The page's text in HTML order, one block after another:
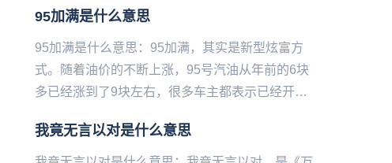
95加满是什么意思
95加满是什么意思：95加满，其实是新型炫富方
式。随着油价的不断上涨，95号汽油从年前的6块
多已经涨到了9块左右，很多车主都表示已经开不
车甚至电动车，于是...
我竟无言以对是什么意思